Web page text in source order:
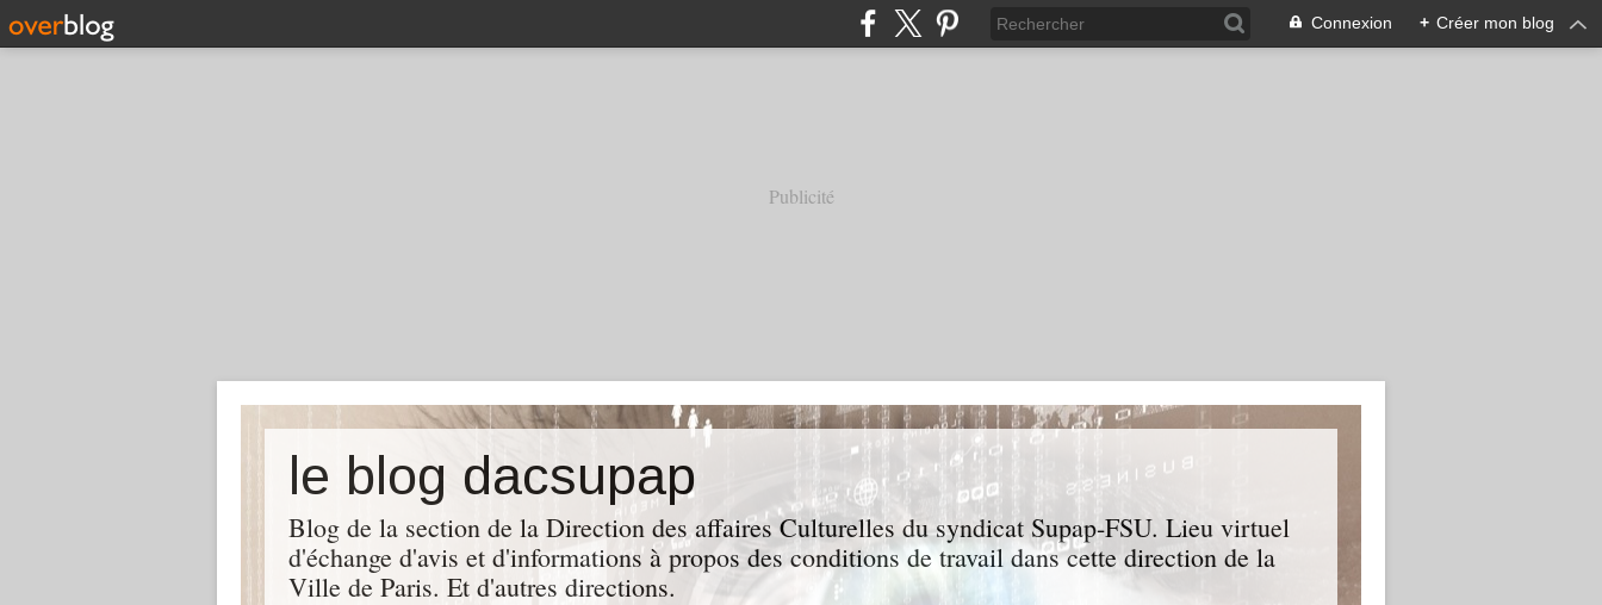
Connexion + Créer mon blog
Publicité
le blog dacsupap
Blog de la section de la Direction des affaires Culturelles du syndicat Supap-FSU. Lieu virtuel
d'échange d'avis et d'informations à propos des conditions de travail dans cette direction de la
Ville de Paris. Et d'autres directions.